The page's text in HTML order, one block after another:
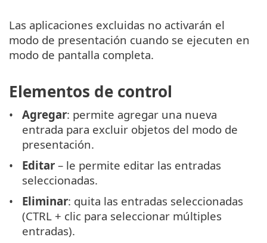
Las aplicaciones excluidas no activarán el
modo de presentación cuando se ejecuten en
modo de pantalla completa.
Elementos de control
Agregar: permite agregar una nueva
entrada para excluir objetos del modo de
presentación.
Editar – le permite editar las entradas
seleccionadas.
Eliminar: quita las entradas seleccionadas
(CTRL + clic para seleccionar múltiples
entradas).